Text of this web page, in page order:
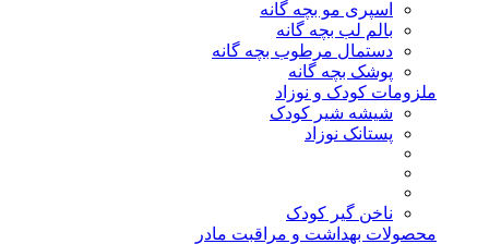
اسپری مو بچه گانه
بالم لب بچه گانه
دستمال مرطوب بچه گانه
پوشک بچه گانه
ملزومات کودک و نوزاد
شیشه شیر کودک
پستانک نوزاد
ناخن گیر کودک
محصولات بهداشت و مراقبت مادر